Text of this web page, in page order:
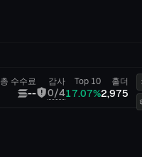
총 수수료
--
감사
0/4
Top 10
17.07%
홀더
2,975